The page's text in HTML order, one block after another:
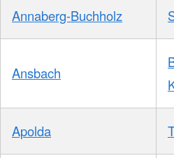
Annaberg-Buchholz
Ansbach
Apolda